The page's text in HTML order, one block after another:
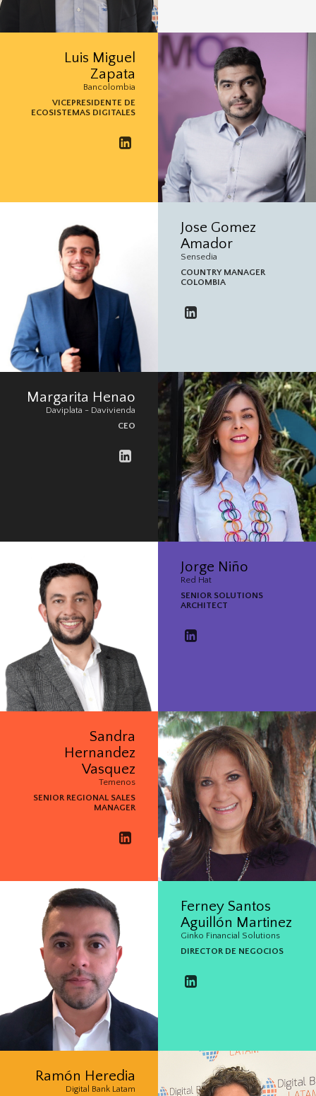
Luis Miguel
Zapata
Bancolombia
VICEPRESIDENTE DE
ECOSISTEMAS DIGITALES
Jose Gomez
Amador
Sensedia
COUNTRY MANAGER
COLOMBIA
Margarita Henao
Daviplata - Davivienda
CEO
Jorge Niño
Red Hat
SENIOR SOLUTIONS
ARCHITECT
Sandra
Hernandez
Vasquez
Temenos
SENIOR REGIONAL SALES
MANAGER
Ferney Santos
Aguillón Martinez
Ginko Financial Solutions
DIRECTOR DE NEGOCIOS
Ramón Heredia
Digital Bank Latam